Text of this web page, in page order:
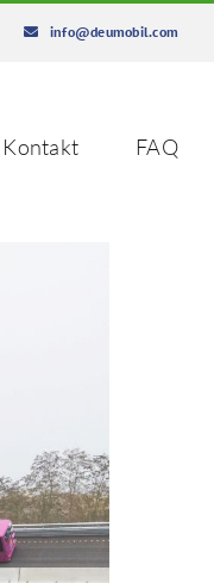
info@deumobil.com
Kontakt FAQ